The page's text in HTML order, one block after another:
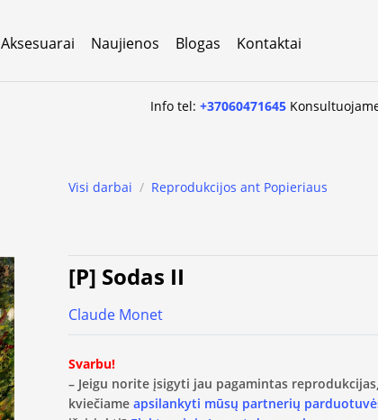
Aksesuarai Naujienos Blogas Kontaktai
Info tel:+37060471645
Visi darbai / Reprodukcijos ant Popieriaus
[P] Sodas II
Claude Monet
Svarbu!
– Jeigu norite įsigyti jau pagamintas
kviečiame apsilankyti mūsų partnerių